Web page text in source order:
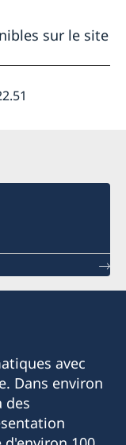
sur le site
avec
Dans environ
des